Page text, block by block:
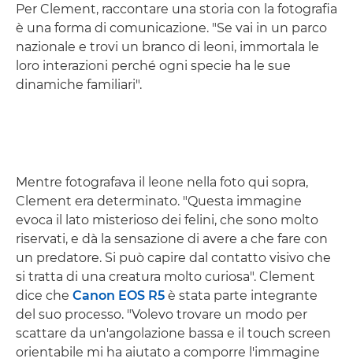
Per Clement, raccontare una storia con la fotografia
è una forma di comunicazione. "Se vai in un parco
nazionale e trovi un branco di leoni, immortala le
loro interazioni perché ogni specie ha le sue
dinamiche familiari".
Mentre fotografava il leone nella foto qui sopra,
Clement era determinato. "Questa immagine
evoca il lato misterioso dei felini, che sono molto
riservati, e dà la sensazione di avere a che fare con
un predatore. Si può capire dal contatto visivo che
si tratta di una creatura molto curiosa". Clement
dice che Canon EOS R5 è stata parte integrante
del suo processo. "Volevo trovare un modo per
scattare da un'angolazione bassa e il touch screen
orientabile mi ha aiutato a comporre l'immagine